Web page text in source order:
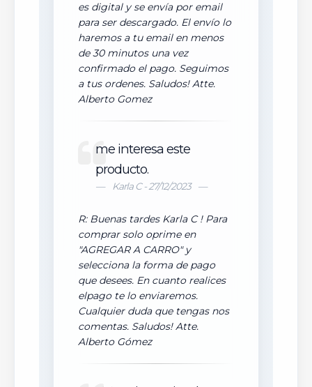
es digital y se envía por email
para ser descargado. El envío lo
haremos a tu email en menos
de 30 minutos una vez
confirmado el pago. Seguimos
a tus ordenes. Saludos! Atte.
Alberto Gomez
me interesa este
producto.
Karla C - 27/12/2023
R: Buenas tardes Karla C ! Para
comprar solo oprime en
"AGREGAR A CARRO" y
selecciona la forma de pago
que desees. En cuanto realices
elpago te lo enviaremos.
Cualquier duda que tengas nos
comentas. Saludos! Atte.
Alberto Gómez